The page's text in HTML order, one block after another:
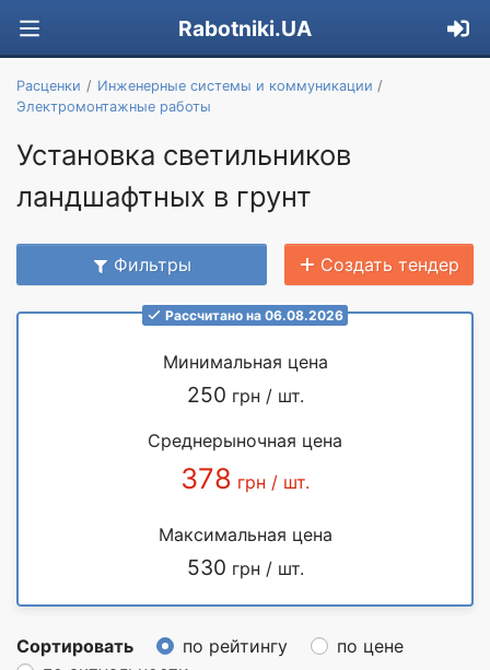
Rabotniki.UA
Расценки
Инженерные системы и коммуникации
Электромонтажные работы
Установка светильников
ландшафтных в грунт
Фильтры Создать тендер
Рассчитано на 06.08.2026
Минимальная цена
250 грн / шт.
Среднерыночная цена
378 грн / шт.
Максимальная цена
530 грн / шт.
Сортировать по рейтингу
по цене